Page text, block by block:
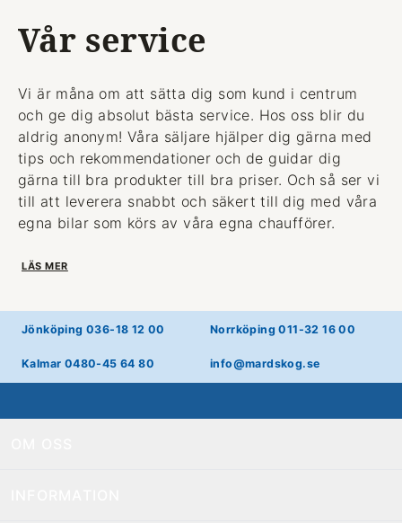
Vår service
Vi är måna om att sätta dig som kund i centrum
och ge dig absolut bästa service. Hos oss blir du
aldrig anonym! Våra säljare hjälper dig gärna med
tips och rekommendationer och de guidar dig
gärna till bra produkter till bra priser. Och så ser vi
till att leverera snabbt och säkert till dig med våra
egna bilar som körs av våra egna chaufförer.
LÄS MER
Jönköping 036-18 12 00 Norrköping 011-32 16 00
Kalmar 0480-45 64 80 info@mardskog.se